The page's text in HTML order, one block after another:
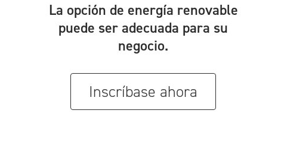
La opción de energía renovable
puede ser adecuada para su
negocio.
Inscríbase ahora